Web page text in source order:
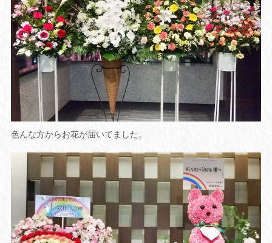
色んな方からお花が届いてました。